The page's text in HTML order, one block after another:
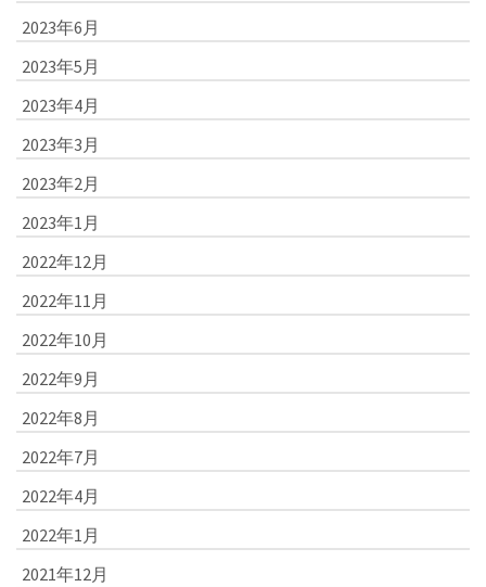
2023年6月
2023年5月
2023年4月
2023年3月
2023年2月
2023年1月
2022年12月
2022年11月
2022年10月
2022年9月
2022年8月
2022年7月
2022年4月
2022年1月
2021年12月